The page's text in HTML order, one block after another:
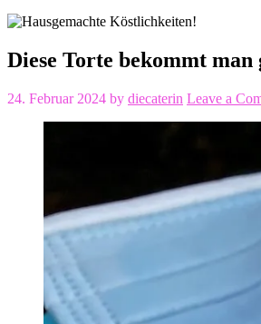
Diese Torte bekommt
24. Februar 2024 by diecaterin Leave a